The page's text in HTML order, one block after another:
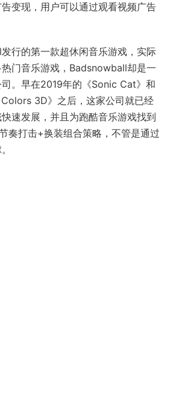
变现，用户可以通过观看视频广告
行的第一款超休闲音乐游戏，实际
门音乐游戏，Badsnowball却是一
。早在2019年的《Sonic Cat》和
3D》之后，这家公司就已经
速发展，并且为跑酷音乐游戏找到
奏打击+换装组合策略，不管是通过